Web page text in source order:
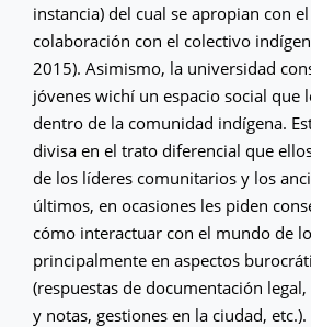
instancia) del cual se apropian con
colaboración con el colectivo
2015). Asimismo, la universidad
jóvenes wichí un espacio social que
dentro de la comunidad indígena.
divisa en el trato diferencial que
de los líderes comunitarios y los
últimos, en ocasiones les piden
cómo interactuar con el mundo de
principalmente en aspectos
(respuestas de documentación
y notas, gestiones en la ciudad,